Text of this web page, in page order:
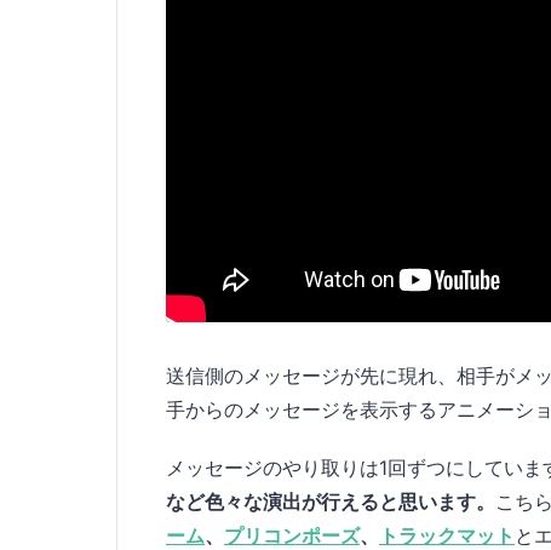
送信側のメッセージが先に現れ、相手がメ
手からのメッセージを表示するアニメーシ
メッセージのやり取りは1回ずつにしていま
など色々な演出が行えると思います。 こち
ーム、 プリコンポーズ、 トラックマット と